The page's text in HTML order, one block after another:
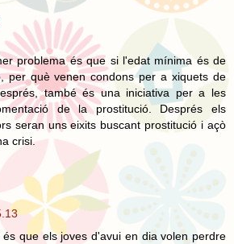
problema és que si l'edat mínima és de
per què venen condons per a xiquets de
també és una iniciativa per a les
de la prostitució. Després els
seran uns eixits buscant prostitució i açò
crisi.
que els joves d'avui en dia volen perdre